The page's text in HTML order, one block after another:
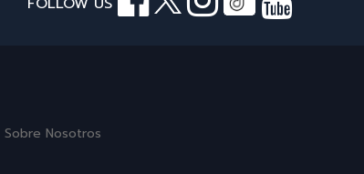
Sobre Nosotros